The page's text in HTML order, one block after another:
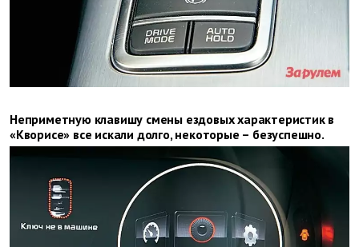
Неприметную клавишу смены ездовых характеристик в
«Кворисе» все искали долго, некоторые – безуспешно.